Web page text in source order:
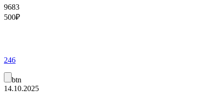
9683
500₽
246
btn
14.10.2025